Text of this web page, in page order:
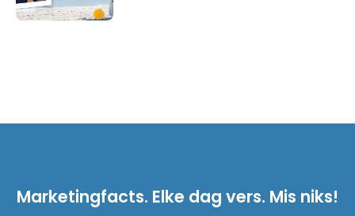
Marketingfacts. Elke dag vers. Mis niks!